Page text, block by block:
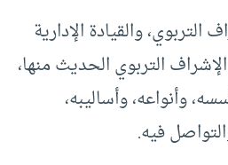
والقيادة الإدارية
التربوي الحديث منها،
وأنواعه، وأساليبه،
فيه.